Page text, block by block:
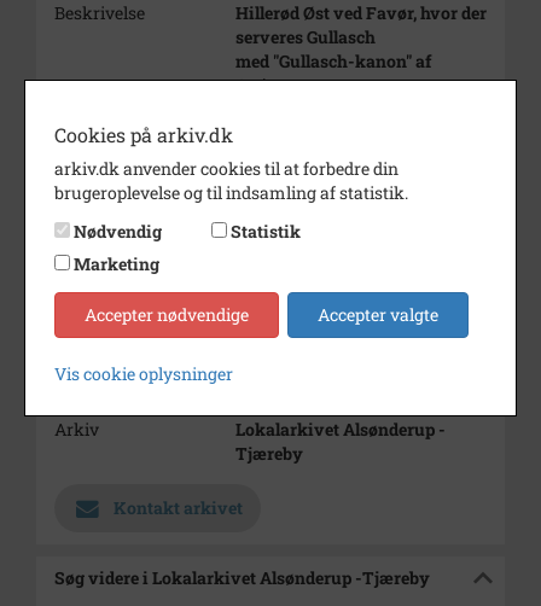
Beskrivelse
Hillerød Øst ved Favør, hvor der
serveres Gullasch
med "Gullasch-kanon" af
C.F.'erne.
Årstal
1972
Dateringsnote
Fotograf
Se på kort
Type
Kommune (1970-2050)
Enhed
Arkiv
Lokalarkivet Alsønderup -
Tjæreby
Kontakt arkivet
Søg videre i Lokalarkivet Alsønderup -Tjæreby
Cookies på arkiv.dk
arkiv.dk anvender cookies til at forbedre din
brugeroplevelse og til indsamling af statistik.
Nødvendig
Statistik
Marketing
Accepter nødvendige Accepter valgte
Vis cookie oplysninger